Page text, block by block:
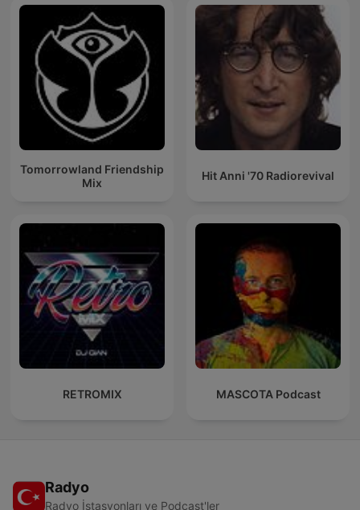
Tomorrowland Friendship
Mix
Hit Anni '70 Radiorevival
RETROMIX MASCOTA Podcast
Radyo
Radyo İstasyonları ve Podcast'ler